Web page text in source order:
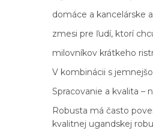
domáce a kancelárske
zmesi pre ľudí, ktorí
milovníkov krátkeho
V kombinácii s
Spracovanie a kvalita –
Robusta má často
kvalitnej ugandskej